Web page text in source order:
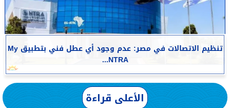
تنظيم الاتصالات في مصر: عدم وجود أي عطل فني بتطبيق My
NTRA...
الأعلى قراءة